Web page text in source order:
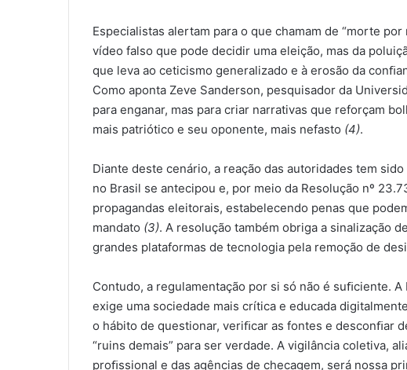
Especialistas alertam para o que chamam de “morte
vídeo falso que pode decidir uma eleição, mas da
que leva ao ceticismo generalizado e à erosão da
Como aponta Zeve Sanderson, pesquisador da
para enganar, mas para criar narrativas que reforçam
mais patriótico e seu oponente, mais nefasto (4).
Diante deste cenário, a reação das autoridades tem
no Brasil se antecipou e, por meio da Resolução nº
propagandas eleitorais, estabelecendo penas que
mandato (3). A resolução também obriga a sinalização
grandes plataformas de tecnologia pela remoção de
Contudo, a regulamentação por si só não é suﬁciente.
exige uma sociedade mais crítica e educada
o hábito de questionar, veriﬁcar as fontes e desconﬁar
“ruins demais” para ser verdade. A vigilância coletiva,
proﬁssional e das agências de checagem, será nossa